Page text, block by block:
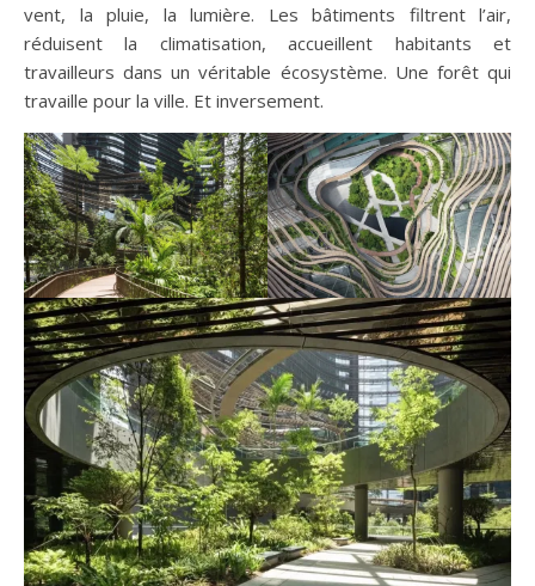
vent, la pluie, la lumière. Les bâtiments filtrent l’air,
réduisent la climatisation, accueillent habitants et
travailleurs dans un véritable écosystème. Une forêt qui
travaille pour la ville. Et inversement.